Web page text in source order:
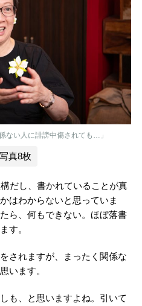
ない人に誹謗中傷されても…」
写真8枚
だし、書かれていることが真
はわからないと思っていま
ら、何もできない。ほぼ落書
す。
されますが、まったく関係な
います。
も、と思いますよね。引いて